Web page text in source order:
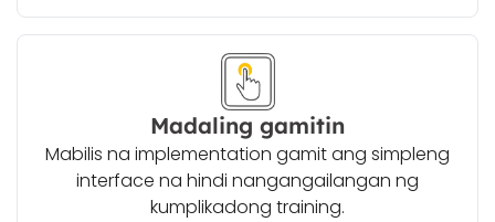
Madaling gamitin
Mabilis na implementation gamit ang simpleng
interface na hindi nangangailangan ng
kumplikadong training.